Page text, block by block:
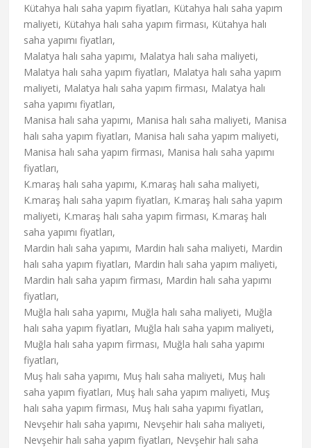
Kütahya halı saha yapım fiyatları, Kütahya halı saha yapım
maliyeti, Kütahya halı saha yapım firması, Kütahya halı
saha yapımı fiyatları,
Malatya halı saha yapımı, Malatya halı saha maliyeti,
Malatya halı saha yapım fiyatları, Malatya halı saha yapım
maliyeti, Malatya halı saha yapım firması, Malatya halı
saha yapımı fiyatları,
Manisa halı saha yapımı, Manisa halı saha maliyeti, Manisa
halı saha yapım fiyatları, Manisa halı saha yapım maliyeti,
Manisa halı saha yapım firması, Manisa halı saha yapımı
fiyatları,
K.maraş halı saha yapımı, K.maraş halı saha maliyeti,
K.maraş halı saha yapım fiyatları, K.maraş halı saha yapım
maliyeti, K.maraş halı saha yapım firması, K.maraş halı
saha yapımı fiyatları,
Mardin halı saha yapımı, Mardin halı saha maliyeti, Mardin
halı saha yapım fiyatları, Mardin halı saha yapım maliyeti,
Mardin halı saha yapım firması, Mardin halı saha yapımı
fiyatları,
Muğla halı saha yapımı, Muğla halı saha maliyeti, Muğla
halı saha yapım fiyatları, Muğla halı saha yapım maliyeti,
Muğla halı saha yapım firması, Muğla halı saha yapımı
fiyatları,
Muş halı saha yapımı, Muş halı saha maliyeti, Muş halı
saha yapım fiyatları, Muş halı saha yapım maliyeti, Muş
halı saha yapım firması, Muş halı saha yapımı fiyatları,
Nevşehir halı saha yapımı, Nevşehir halı saha maliyeti,
Nevşehir halı saha yapım fiyatları, Nevşehir halı saha